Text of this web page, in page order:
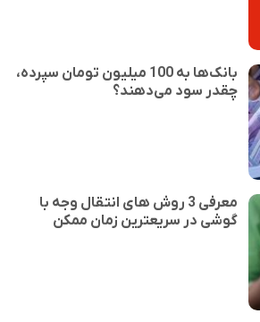
بانک‌ها به 100 میلیون تومان سپرده،
چقدر سود می‌دهند؟
معرفی 3 روش های انتقال وجه با
گوشی در سریعترین زمان ممکن